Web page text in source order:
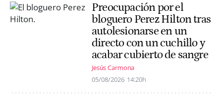
Preocupación por el
bloguero Perez Hilton tras
autolesionarse en un
directo con un cuchillo y
acabar cubierto de sangre
Jesús Carmona
05/08/2026 14:20h